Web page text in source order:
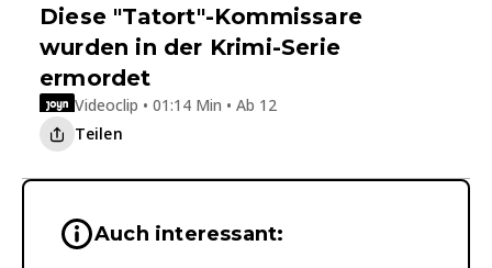
Diese "Tatort"-Kommissare
wurden in der Krimi-Serie
ermordet
Videoclip • 01:14 Min • Ab 12
Teilen
Wichtige Hinweise &
Auch interessant: